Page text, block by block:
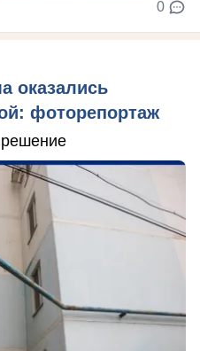
0
оказались
фоторепортаж